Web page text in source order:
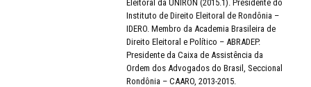
Eleitoral da UNIRON (2015.1). Presidente do
Instituto de Direito Eleitoral de Rondônia –
IDERO. Membro da Academia Brasileira de
Direito Eleitoral e Político – ABRADEP.
Presidente da Caixa de Assistência da
Ordem dos Advogados do Brasil, Seccional
Rondônia – CAARO, 2013-2015.